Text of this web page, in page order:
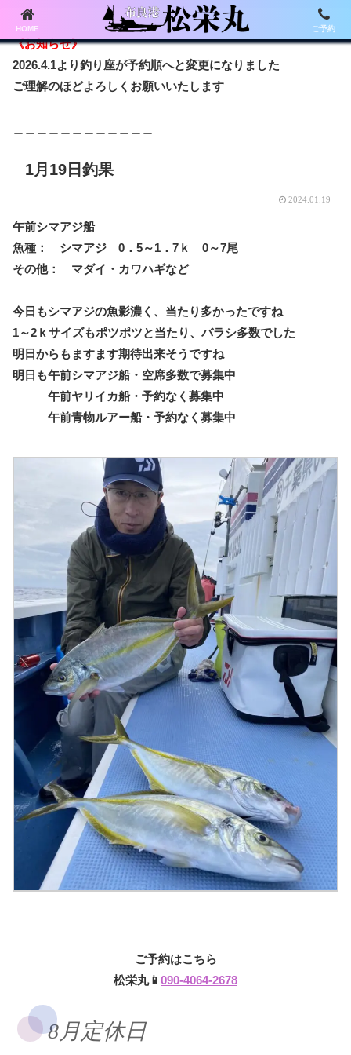
《お知らせ》
2026.4.1より釣り座が予約順へと変更になりました
ご理解のほどよろしくお願いいたします
1月19日釣果
2024.01.19
午前シマアジ船
魚種： シマアジ 0．5～1．7ｋ 0～7尾
その他： マダイ・カワハギなど
今日もシマアジの魚影濃く、当たり多かったですね
1～2ｋサイズもポツポツと当たり、バラシ多数でした
明日からもますます期待出来そうですね
明日も午前シマアジ船・空席多数で募集中
午前ヤリイカ船・予約なく募集中
午前青物ルアー船・予約なく募集中
ご予約はこちら
松栄丸📱 090-4064-2678
8月定休日
HOME ご予約